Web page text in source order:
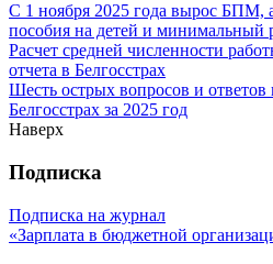
С 1 ноября 2025 года вырос БПМ,
пособия на детей и минимальный
Расчет средней численности
отчета в Белгосстрах
Шесть острых вопросов и ответов
Белгосстрах за 2025 год
Наверх
Подписка
Подписка на журнал
«Зарплата в бюджетной